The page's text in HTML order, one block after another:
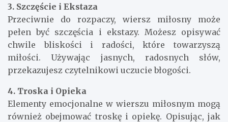
3. Szczęście i Ekstaza
Przeciwnie do rozpaczy, wiersz miłosny może
pełen być szczęścia i ekstazy. Możesz opisywać
chwile bliskości i radości, które towarzyszą
miłości. Używając jasnych, radosnych słów,
przekazujesz czytelnikowi uczucie błogości.
4. Troska i Opieka
Elementy emocjonalne w wierszu miłosnym mogą
również obejmować troskę i opiekę. Opisując, jak